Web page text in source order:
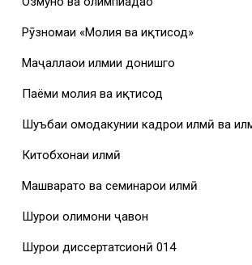
Рӯзномаи «Молия ва иқтисод»
Маҷаллаҳои илмии донишгоҳ
Паёми молия ва иқтисод
Шуъбаи омодакунии кадрҳои илмӣ ва
Китобхонаи илмӣ
Машваратҳо ва семинарҳои илмӣ
Шурои олимони ҷавон
Шурои диссертатсионӣ 014